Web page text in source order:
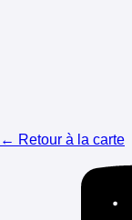
← Retour à la carte